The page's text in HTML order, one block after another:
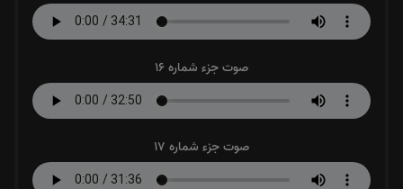
صوت جزء شماره 16
صوت جزء شماره 17